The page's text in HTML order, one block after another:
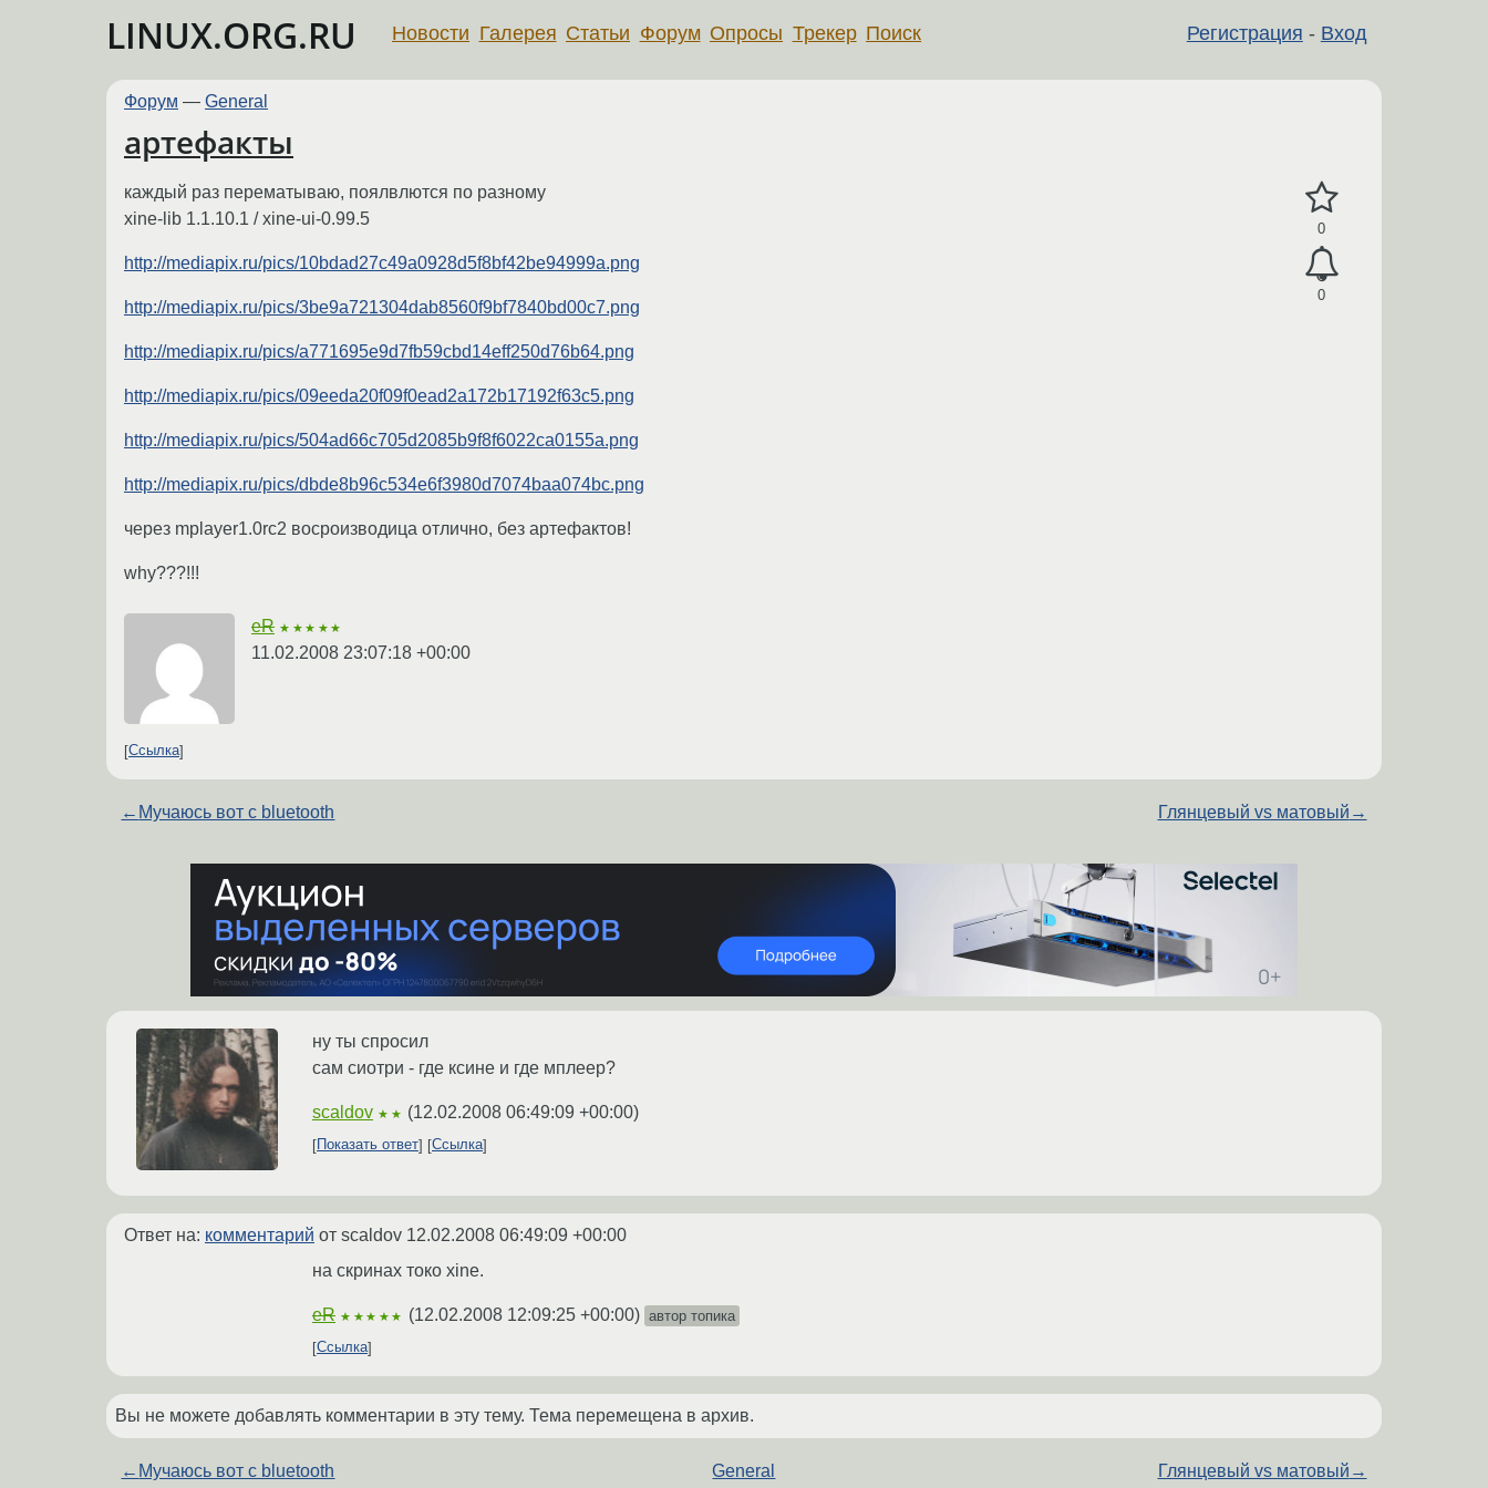
LINUX.ORG.RU Регистрация - Вход
Новости Галерея Статьи Форум Опросы Трекер Поиск
Форум — General
артефакты
0
0
каждый раз перематываю, поялвлются по разному
xine-lib 1.1.10.1 / xine-ui-0.99.5
http://mediapix.ru/pics/10bdad27c49a0928d5f8bf42be94999a.png
http://mediapix.ru/pics/3be9a721304dab8560f9bf7840bd00c7.png
http://mediapix.ru/pics/a771695e9d7fb59cbd14eff250d76b64.png
http://mediapix.ru/pics/09eeda20f09f0ead2a172b17192f63c5.png
http://mediapix.ru/pics/504ad66c705d2085b9f8f6022ca0155a.png
http://mediapix.ru/pics/dbde8b96c534e6f3980d7074baa074bc.png
через mplayer1.0rc2 восроизводица отлично, без артефактов!
why???!!!
eR ★★★★★
11.02.2008 23:07:18 +00:00
Ссылка
← Мучаюсь вот с bluetooth Глянцевый vs матовый →
ну ты спросил
сам сиотри - где ксине и где мплеер?
scaldov ★★ (12.02.2008 06:49:09 +00:00)
Показать ответ Ссылка
Ответ на: комментарий от scaldov 12.02.2008 06:49:09 +00:00
на скринах токо xine.
eR ★★★★★ (12.02.2008 12:09:25 +00:00) автор топика
Ссылка
Вы не можете добавлять комментарии в эту тему. Тема перемещена в архив.
← Мучаюсь вот с bluetooth General Глянцевый vs матовый →